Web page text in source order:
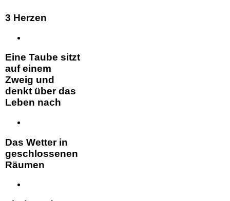
3 Herzen
Eine Taube sitzt
auf einem
Zweig und
denkt über das
Leben nach
Das Wetter in
geschlossenen
Räumen